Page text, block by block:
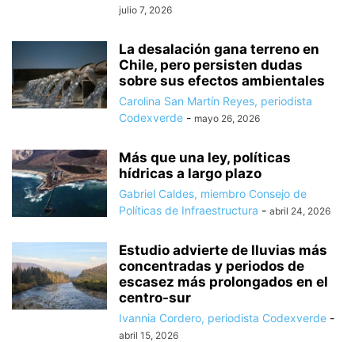
julio 7, 2026
La desalación gana terreno en
Chile, pero persisten dudas
sobre sus efectos ambientales
Carolina San Martín Reyes, periodista
Codexverde - mayo 26, 2026
Más que una ley, políticas
hídricas a largo plazo
Gabriel Caldes, miembro Consejo de
Políticas de Infraestructura - abril 24, 2026
Estudio advierte de lluvias más
concentradas y periodos de
escasez más prolongados en el
centro-sur
Ivannia Cordero, periodista Codexverde -
abril 15, 2026